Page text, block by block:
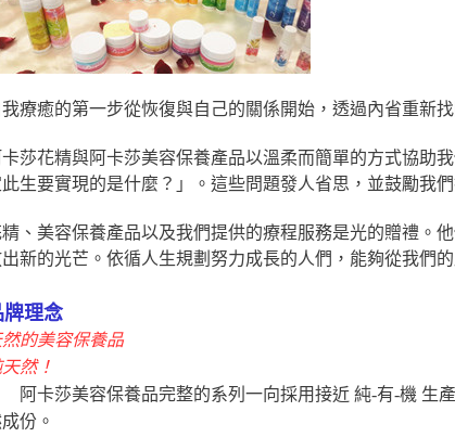
我療癒的第一步從恢復與自己的關係開始，透過內省重新
卡莎花精與阿卡莎美容保養產品以溫柔而簡單的方式協助
此生要實現的是什麼？」。這些問題發人省思，並鼓勵我
、美容保養產品以及我們提供的療程服務是光的贈禮。
新的光芒。依循人生規劃努力成長的人們，能夠從我們
牌理念
然的美容保養品
然！
卡莎美容保養品完整的系列一向採用接近 純-有-機 生產
份。